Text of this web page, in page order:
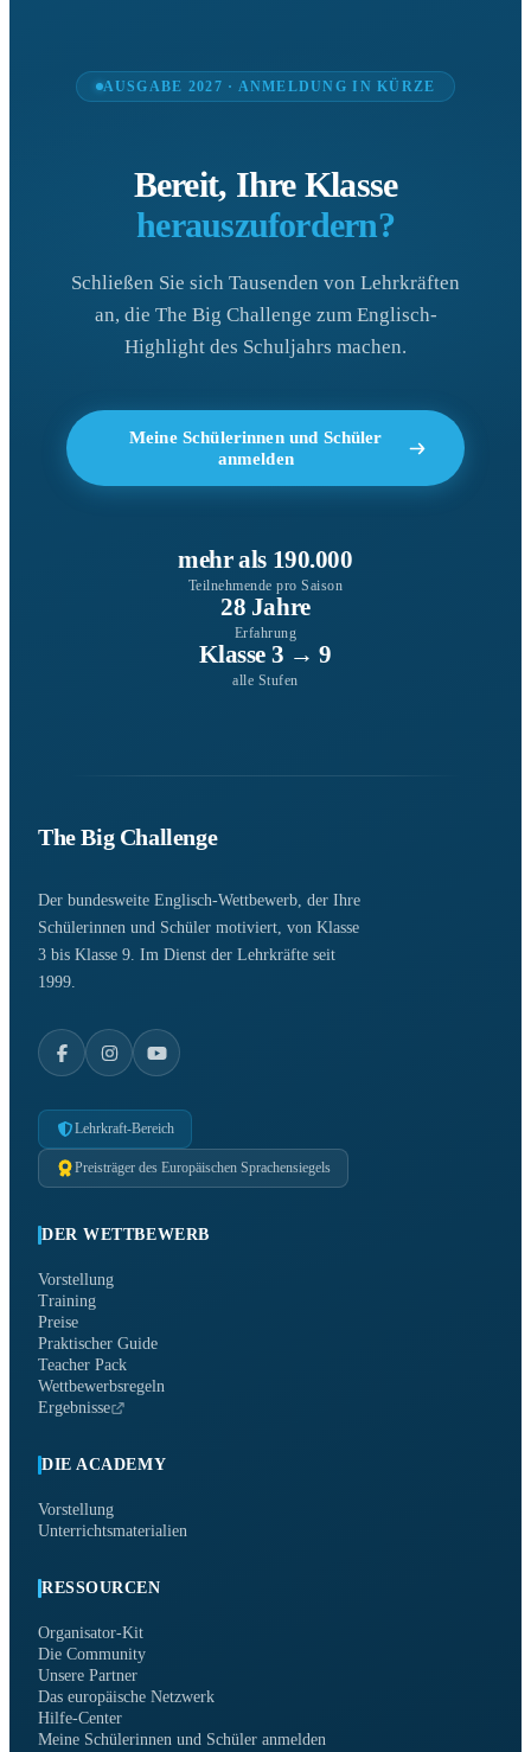
AUSGABE 2027 · ANMELDUNG IN KÜRZE
Bereit, Ihre Klasse
herauszufordern?
Schließen Sie sich Tausenden von Lehrkräften
an, die The Big Challenge zum Englisch-
Highlight des Schuljahrs machen.
Meine Schülerinnen und Schüler
anmelden
mehr als 190.000
Teilnehmende pro Saison
28 Jahre
Erfahrung
Klasse 3 → 9
alle Stufen
The Big Challenge
Der bundesweite Englisch-Wettbewerb, der Ihre
Schülerinnen und Schüler motiviert, von Klasse
3 bis Klasse 9. Im Dienst der Lehrkräfte seit
1999.
Lehrkraft-Bereich
Preisträger des Europäischen Sprachensiegels
DER WETTBEWERB
Vorstellung
Training
Preise
Praktischer Guide
Teacher Pack
Wettbewerbsregeln
Ergebnisse
DIE ACADEMY
Vorstellung
Unterrichtsmaterialien
RESSOURCEN
Organisator-Kit
Die Community
Unsere Partner
Das europäische Netzwerk
Hilfe-Center
Meine Schülerinnen und Schüler anmelden